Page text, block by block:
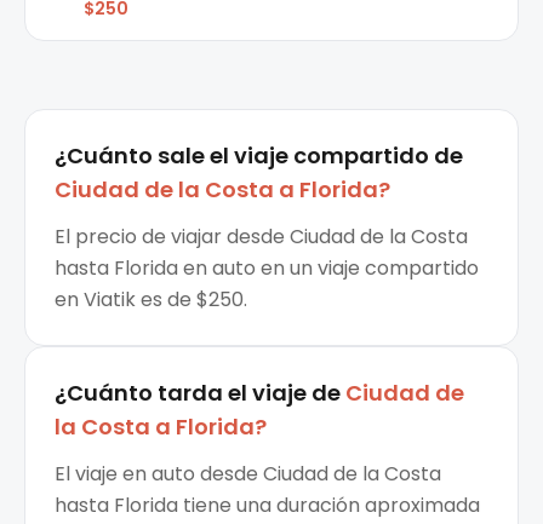
$250
¿Cuánto sale el viaje compartido de
Ciudad de la Costa a Florida?
El precio de viajar desde Ciudad de la Costa
hasta Florida en auto en un viaje compartido
en Viatik es de $250.
¿Cuánto tarda el viaje de Ciudad de
la Costa a Florida?
El viaje en auto desde Ciudad de la Costa
hasta Florida tiene una duración aproximada